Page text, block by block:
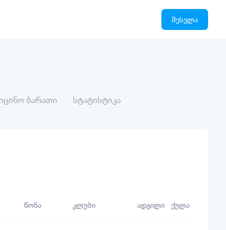
შესვლა
ბარათი სტატისტიკა
ᲬᲝᲜᲐ ᲙᲚᲣᲑᲘ ᲐᲓᲒᲘᲚᲘ ᲥᲣᲚᲐ